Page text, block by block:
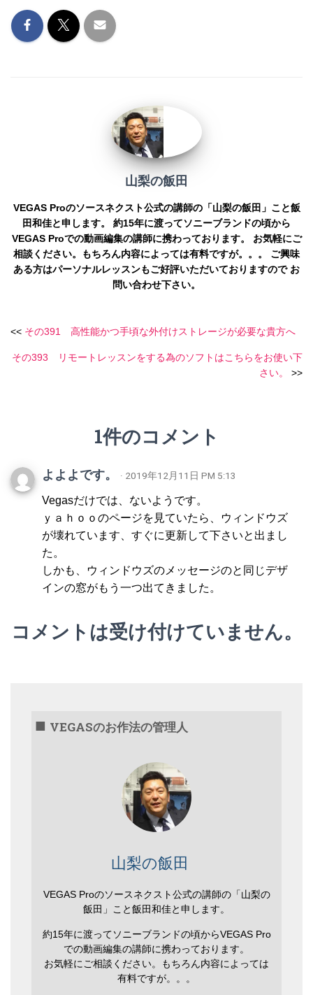
o
k
山梨の飯田
VEGAS Proのソースネクスト公式の講師の「山梨の飯田」こと飯
田和佳と申します。 約15年に渡ってソニーブランドの頃から
VEGAS Proでの動画編集の講師に携わっております。 お気軽にご
相談ください。もちろん内容によっては有料ですが。。。 ご興味
ある方はパーソナルレッスンもご好評いただいておりますので お
問い合わせ下さい。
<< その391 高性能かつ手頃な外付けストレージが必要な貴方へ
その393 リモートレッスンをする為のソフトはこちらをお使い下
さい。
>>
1件のコメント
よよよです。 · 2019年12月11日 PM 5:13
Vegasだけでは、ないようです。
ｙａｈｏｏのページを見ていたら、ウィンドウズ
が壊れています、すぐに更新して下さいと出まし
た。
しかも、ウィンドウズのメッセージのと同じデザ
インの窓がもう一つ出てきました。
コメントは受け付けていません。
VEGASのお作法の管理人
山梨の飯田
VEGAS Proのソースネクスト公式の講師の「山梨の
飯田」こと飯田和佳と申します。
約15年に渡ってソニーブランドの頃からVEGAS Pro
での動画編集の講師に携わっております。
お気軽にご相談ください。もちろん内容によっては
有料ですが。。。